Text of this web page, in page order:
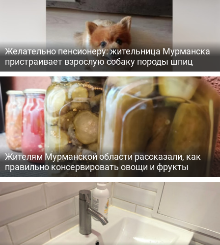
Желательно пенсионеру: жительница Мурманска
пристраивает взрослую собаку породы шпиц
Жителям Мурманской области рассказали, как
правильно консервировать овощи и фрукты